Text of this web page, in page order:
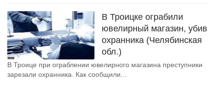
В Троицке ограбили
ювелирный магазин, убив
охранника (Челябинская
обл.)
В Троице при ограблении ювелирного магазина преступники
зарезали охранника. Как сообщили...